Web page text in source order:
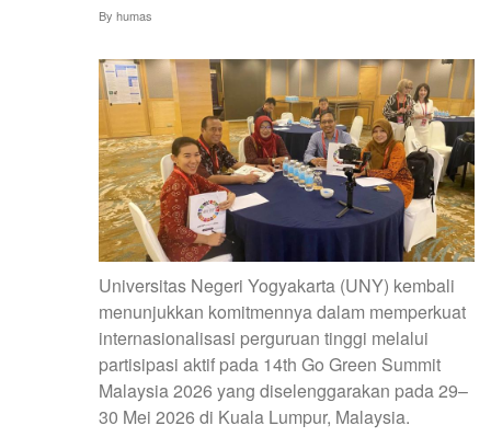
TAHUN
2026
By humas
Universitas Negeri Yogyakarta (UNY) kembali
menunjukkan komitmennya dalam memperkuat
internasionalisasi perguruan tinggi melalui
partisipasi aktif pada 14th Go Green Summit
Malaysia 2026 yang diselenggarakan pada 29–
30 Mei 2026 di Kuala Lumpur, Malaysia.